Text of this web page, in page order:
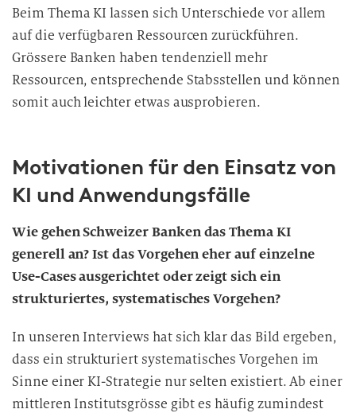
Beim Thema KI lassen sich Unterschiede vor allem
auf die verfügbaren Ressourcen zurückführen.
Grössere Banken haben tendenziell mehr
Ressourcen, entsprechende Stabsstellen und können
somit auch leichter etwas ausprobieren.
Motivationen für den Einsatz von
KI und Anwendungsfälle
Wie gehen Schweizer Banken das Thema KI
generell an? Ist das Vorgehen eher auf einzelne
Use-Cases ausgerichtet oder zeigt sich ein
strukturiertes, systematisches Vorgehen?
In unseren Interviews hat sich klar das Bild ergeben,
dass ein strukturiert systematisches Vorgehen im
Sinne einer KI-Strategie nur selten existiert. Ab einer
mittleren Institutsgrösse gibt es häufig zumindest